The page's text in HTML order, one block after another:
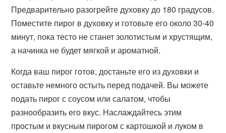
Предварительно разогрейте духовку до 180 градусов.
Поместите пирог в духовку и готовьте его около 30-40
минут, пока тесто не станет золотистым и хрустящим,
а начинка не будет мягкой и ароматной.
Когда ваш пирог готов, достаньте его из духовки и
оставьте немного остыть перед подачей. Вы можете
подать пирог с соусом или салатом, чтобы
разнообразить его вкус. Наслаждайтесь этим
простым и вкусным пирогом с картошкой и луком в